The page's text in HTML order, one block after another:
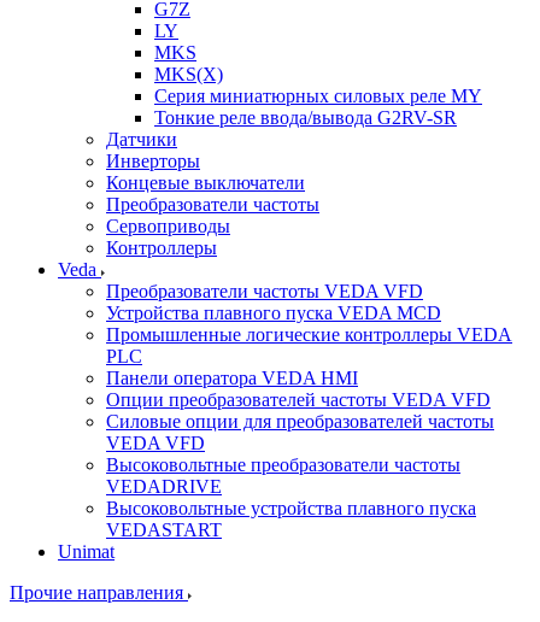
G7Z
LY
MKS
MKS(X)
Серия миниатюрных силовых реле MY
Тонкие реле ввода/вывода G2RV-SR
Датчики
Инверторы
Концевые выключатели
Преобразователи частоты
Сервоприводы
Контроллеры
Veda
Преобразователи частоты VEDA VFD
Устройства плавного пуска VEDA MCD
Промышленные логические контроллеры VEDA
PLC
Панели оператора VEDA HMI
Опции преобразователей частоты VEDA VFD
Силовые опции для преобразователей частоты
VEDA VFD
Высоковольтные преобразователи частоты
VEDADRIVE
Высоковольтные устройства плавного пуска
VEDASTART
Unimat
Прочие направления